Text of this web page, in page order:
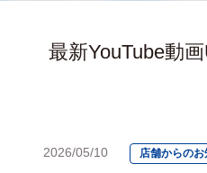
最新YouTube動
2026/05/10 店舗からの